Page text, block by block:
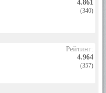
4.861
(340)
Рейтинг:
4.964
(357)